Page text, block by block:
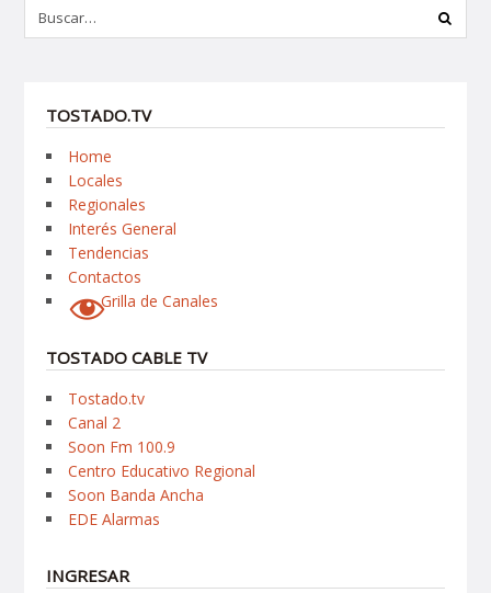
TOSTADO.TV
Home
Locales
Regionales
Interés General
Tendencias
Contactos
Grilla de Canales
TOSTADO CABLE TV
Tostado.tv
Canal 2
Soon Fm 100.9
Centro Educativo Regional
Soon Banda Ancha
EDE Alarmas
INGRESAR